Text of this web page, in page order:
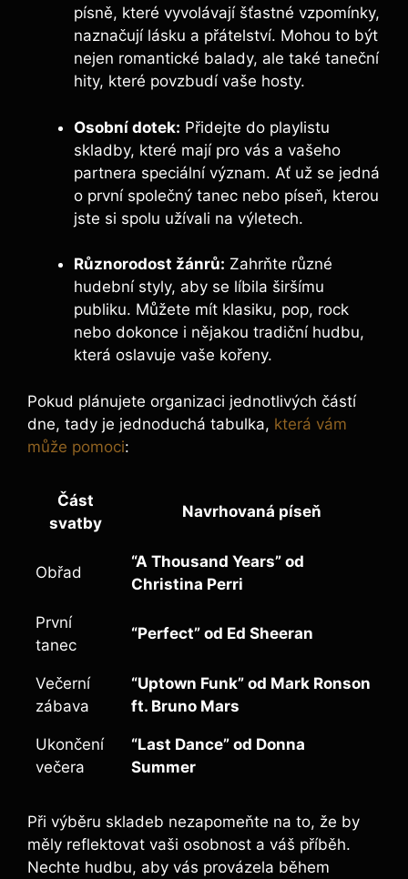
písně, které vyvolávají šťastné vzpomínky,
naznačují lásku a přátelství. Mohou to být
nejen romantické balady, ale také taneční
hity, které povzbudí vaše hosty.
Osobní dotek: Přidejte do playlistu
skladby, které mají pro vás a vašeho
partnera speciální význam. Ať už se jedná
o první společný tanec nebo píseň, kterou
jste si spolu užívali na výletech.
Různorodost žánrů: Zahrňte různé
hudební styly, aby se líbila širšímu
publiku. Můžete mít klasiku, pop, rock
nebo dokonce i nějakou tradiční hudbu,
která oslavuje vaše kořeny.
Pokud plánujete organizaci jednotlivých částí
dne, tady je jednoduchá tabulka, která vám
může pomoci:
Část
svatby
Navrhovaná píseň
Obřad
“A Thousand Years” od
Christina Perri
První
tanec
“Perfect” od Ed Sheeran
Večerní
zábava
“Uptown Funk” od Mark Ronson
ft. Bruno Mars
Ukončení
večera
“Last Dance” od Donna
Summer
Při výběru skladeb nezapomeňte na to, že by
měly reflektovat vaši osobnost a váš příběh.
Nechte hudbu, aby vás provázela během